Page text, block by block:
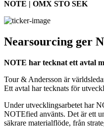
NOTE | OMX STO SEK
Nearsourcing ger
NOTE har tecknat ett avtal
Tour & Andersson är
Ett avtal har tecknats för
Under utvecklingsarbetet har
NOTEfied använts. Det är ett
säkrare materialflöde, från